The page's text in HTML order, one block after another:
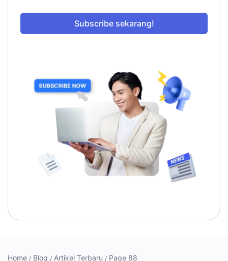
Subscribe sekarang!
Home Blog Artikel Terbaru Page 88